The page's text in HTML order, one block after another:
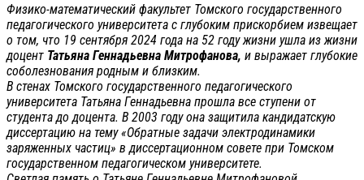
Физико-математический факультет Томского государственного
педагогического университета с глубоким прискорбием извещает
о том, что 19 сентября 2024 года на 52 году жизни ушла из жизни
доцент Татьяна Геннадьевна Митрофанова, и выражает глубокие
соболезнования родным и близким.
В стенах Томского государственного педагогического
университета Татьяна Геннадьевна прошла все ступени от
студента до доцента. В 2003 году она защитила кандидатскую
диссертацию на тему «Обратные задачи электродинамики
заряженных частиц» в диссертационном совете при Томском
государственном педагогическом университете.